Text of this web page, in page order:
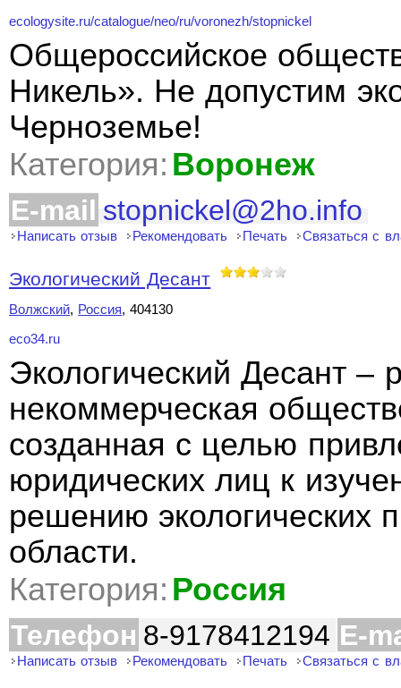
ecologysite.ru/catalogue/neo/ru/voronezh/stopnickel
Общероссийское
Никель». Не допустим
Черноземье!
Категория: Воронеж
E-mail stopnickel@2ho.info
Написать отзыв Рекомендовать Печать Связаться с
Экологический Десант
Волжский, Россия, 404130
eco34.ru
Экологический Десант –
некоммерческая
созданная с целью
юридических лиц к
решению экологических
области.
Категория: Россия
Телефон 8-9178412194 E-
Написать отзыв Рекомендовать Печать Связаться с